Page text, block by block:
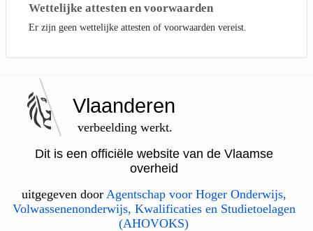
Wettelijke attesten en voorwaarden
Er zijn geen wettelijke attesten of voorwaarden vereist.
Vlaanderen
verbeelding werkt.
Dit is een officiële website van de Vlaamse
overheid
uitgegeven door Agentschap voor Hoger Onderwijs,
Volwassenenonderwijs, Kwalificaties en Studietoelagen
(AHOVOKS)